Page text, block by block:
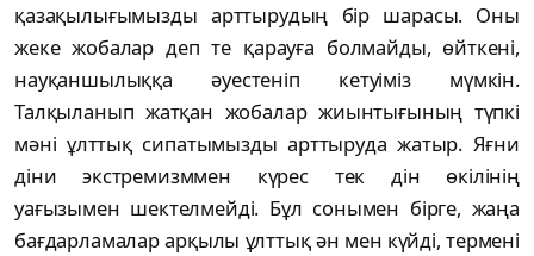
қазақылығымызды арттырудың бір шарасы. Оны
жеке жобалар деп те қарауға болмайды, өйткені,
науқаншылыққа әуестеніп кетуіміз мүмкін.
Талқыланып жатқан жобалар жиынтығының түпкі
мәні ұлттық сипатымызды арттыруда жатыр. Яғни
діни экстремизммен күрес тек дін өкілінің
уағызымен шектелмейді. Бұл сонымен бірге, жаңа
бағдарламалар арқылы ұлттық ән мен күйді, термені